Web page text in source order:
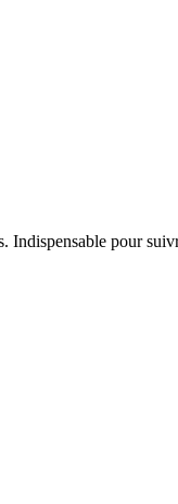
Indispensable pour